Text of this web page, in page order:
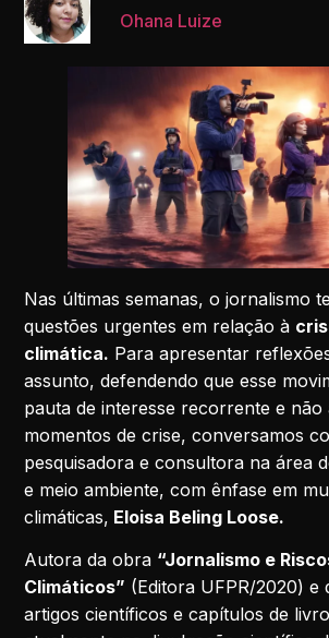
Ohana Luize
Nas últimas semanas, o jornalismo
questões urgentes em relação à
climática. Para apresentar
assunto, defendendo que esse
pauta de interesse recorrente e não
momentos de crise, conversamos
pesquisadora e consultora na área
e meio ambiente, com ênfase em
climáticas, Eloisa Beling Loose.
Autora da obra “Jornalismo e
Climáticos” (Editora UFPR/2020) e
artigos científicos e capítulos de